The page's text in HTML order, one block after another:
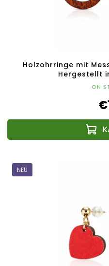
Holzohrringe mit
Hergestellt
ON
NEU